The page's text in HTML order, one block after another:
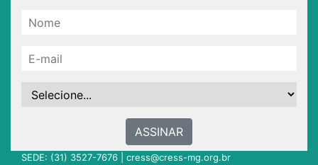
ASSINAR
SEDE: (31) 3527-7676 | cress@cress-mg.org.br